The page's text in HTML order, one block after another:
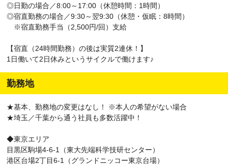
・東京都江東区豊洲6丁目 東京都中央卸売市場（豊洲市場）/正社
員/月給 230,000円 ～ 500,000円
・東京都千代田区丸の内3丁目5番1号（東京国際フォーラム）/正社
・東京都文京区後楽１－３－６１（東京ドームホテル）/正社員/月
給 230,000円 ～ 500,000円
230,000円 ～ 500,000円
230,000円 ～ 500,000円
・東京都府中市朝日町３－１５－１（警視庁警察学校）/正社員/月
給 230,000円 ～ 500,000円
・東京都港区虎ノ門2-2-2（虎の門病院）/正社員/月給 230,000円
～ 500,000円
◎日勤の場合／8:00～17:00（休憩時間：1時間）
◎宿直勤務の場合／9:30～翌9:30（休憩・仮眠：8時間）
※宿直勤務手当（2,500円/回）支給
【宿直（24時間勤務）の後は実質2連休！】
1日働いて2日休みというサイクルで働けます♪
勤務地
★基本、勤務地の変更はなし！ ※本人の希望がない場合
★埼玉／千葉から通う社員も多数活躍中！
◆東京エリア
目黒区駒場4-6-1（東大先端科学技研センター）
港区台場2丁目6-1（グランドニッコー東京台場）